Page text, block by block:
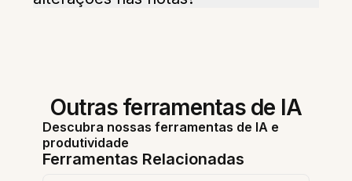
Outras ferramentas de IA
Descubra nossas ferramentas de IA e
produtividade
Ferramentas Relacionadas